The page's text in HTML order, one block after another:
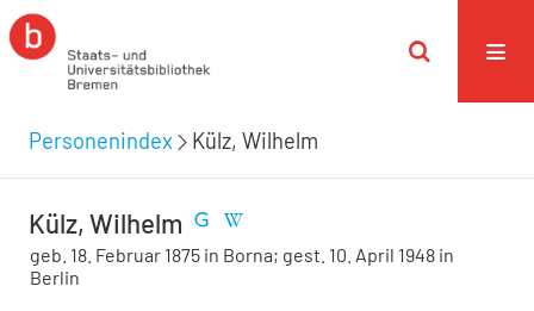
Personenindex Külz, Wilhelm
Külz, Wilhelm
geb. 18. Februar 1875 in Borna; gest. 10. April 1948 in
Berlin